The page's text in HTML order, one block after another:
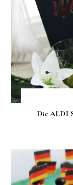
Die ALDI